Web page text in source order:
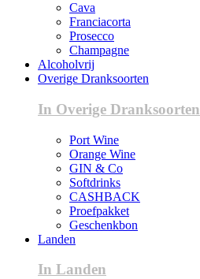
Cava
Franciacorta
Prosecco
Champagne
Alcoholvrij
Overige Dranksoorten
In Overige Dranksoorten
Port Wine
Orange Wine
GIN & Co
Softdrinks
CASHBACK
Proefpakket
Geschenkbon
Landen
In Landen